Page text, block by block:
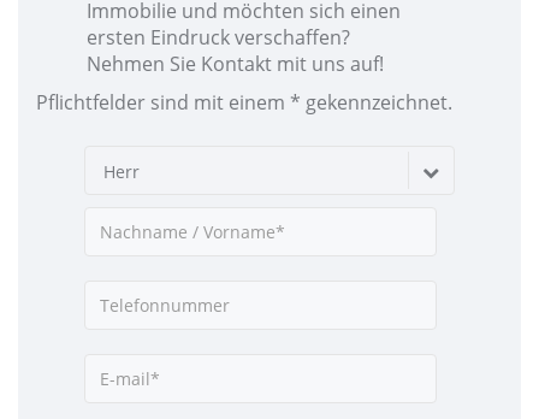
Immobilie und möchten sich einen
ersten Eindruck verschaffen?
Nehmen Sie Kontakt mit uns auf!
Pflichtfelder sind mit einem * gekennzeichnet.
Herr